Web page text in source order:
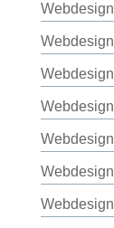
Webdesign